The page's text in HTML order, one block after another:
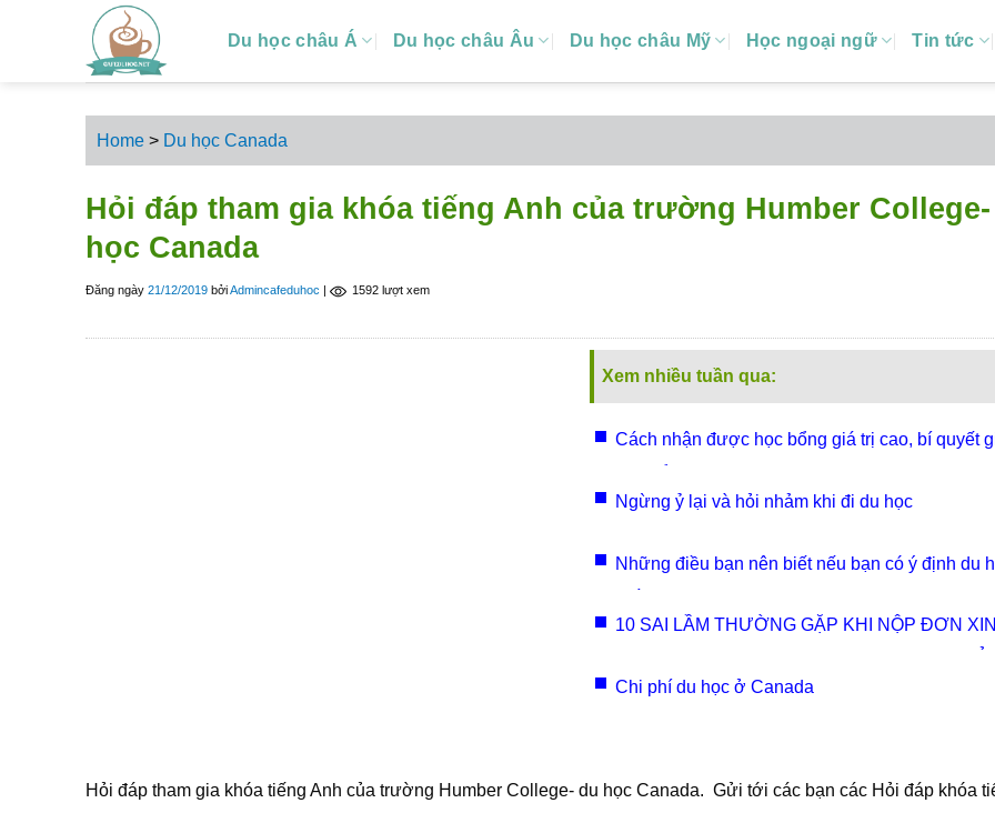
Du học châu Á Du học châu Âu Du học châu Mỹ Học ngoại ngữ Tin tức
Home > Du học Canada
Hỏi đáp tham gia khóa tiếng Anh của trường Humber
học Canada
Đăng ngày 21/12/2019 bởiAdmincafeduhoc 1592 lượt xem
Xem nhiều tuần qua:
Cách nhận được học bổng giá trị cao, bí quyết
Ngừng ỷ lại và hỏi nhảm khi đi du học
Những điều bạn nên biết nếu bạn có ý định du
10 SAI LẦM THƯỜNG GẶP KHI NỘP ĐƠN XIN
CANADA
Chi phí du học ở Canada
Hỏi đáp tham gia khóa tiếng Anh của trường Humber College- du học Canada. Gửi tới các bạn các Hỏi đáp khóa